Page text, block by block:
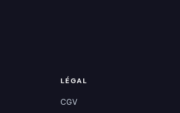
LÉGAL
CGV